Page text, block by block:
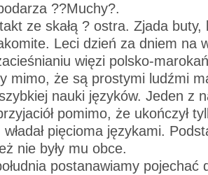
??Muchy?.
ze skałą ? ostra. Zjada buty,
Leci dzień za dniem na
więzi polsko-
mimo, że są prostymi ludźmi
nauki języków. Jeden z
pomimo, że ukończył
pięcioma językami.
nie były mu obce.
postanawiamy pojechać